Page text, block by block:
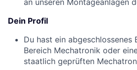
an unseren Montageanlagen
Dein Profil
Du hast ein abgeschlossenes
Bereich Mechatronik oder
staatlich geprüften